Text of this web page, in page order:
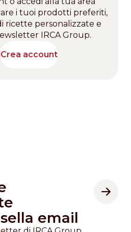
i tuoi prodotti preferiti,
ricette personalizzate e
IRCA Group.
Crea account
email